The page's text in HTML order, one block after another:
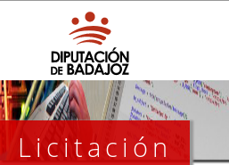
Licitación